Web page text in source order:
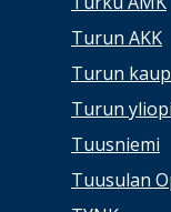
Turun AKK
Turun
Turun
Tuusniemi
Tuusulan